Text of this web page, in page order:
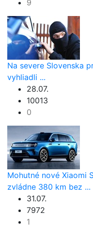
9
Na severe Slovenska
vyhliadli ...
28.07.
10013
0
Mohutné nové Xiaomi
zvládne 380 km bez ...
31.07.
7972
1